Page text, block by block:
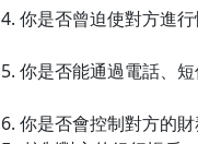
4. 你是否曾迫使對方進
5. 你是否能通過電話、
6. 你是否會控制對方的財